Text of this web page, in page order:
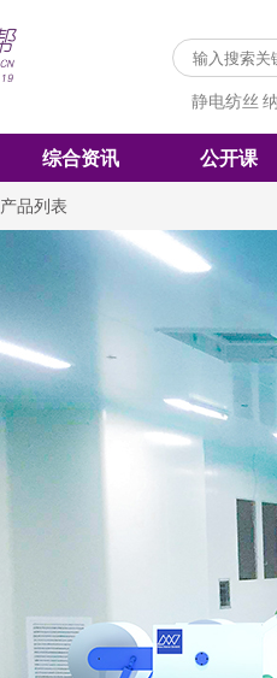
静电纺丝
综合资讯 公开课
产品列表